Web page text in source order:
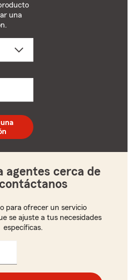
una
agentes cerca de
para ofrecer un servicio
se ajuste a tus necesidades
específicas.